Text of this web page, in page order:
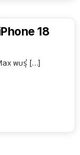
18
พบรุ่ […]